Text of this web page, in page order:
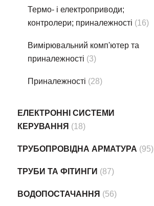
Термо- i електроприводи;
контролери; приналежності (16)
Вимірювальний комп'ютер та
приналежності (3)
Приналежності (28)
ЕЛЕКТРОННІ СИСТЕМИ
КЕРУВАННЯ (18)
ТРУБОПРОВІДНА АРМАТУРА (95)
ТРУБИ ТА ФІТИНГИ (87)
ВОДОПОСТАЧАННЯ (56)